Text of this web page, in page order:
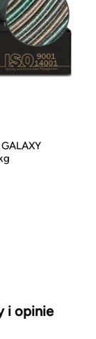
i opinie